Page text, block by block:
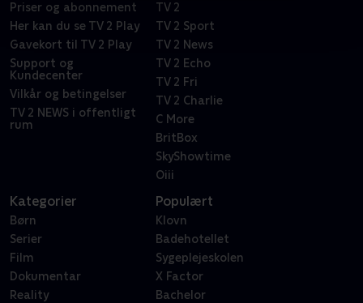
Priser og abonnement
Her kan du se TV 2 Play
Gavekort til TV 2 Play
Support og
Kundecenter
Vilkår og betingelser
TV 2 NEWS i offentligt
rum
TV 2
TV 2 Sport
TV 2 News
TV 2 Echo
TV 2 Fri
TV 2 Charlie
C More
BritBox
SkyShowtime
Oiii
Kategorier
Børn
Serier
Film
Dokumentar
Reality
Populært
Klovn
Badehotellet
Sygeplejeskolen
X Factor
Bachelor